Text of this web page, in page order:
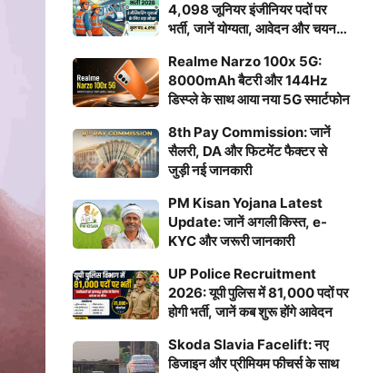
4,098 जूनियर इंजीनियर पदों पर
भर्ती, जानें योग्यता, आवेदन और चयन
Realme Narzo 100x 5G:
8000mAh बैटरी और 144Hz
डिस्प्ले के साथ आया नया 5G स्मार्टफोन
8th Pay Commission: जानें
सैलरी, DA और फिटमेंट फैक्टर से
जुड़ी नई जानकारी
PM Kisan Yojana Latest
Update: जानें अगली किस्त, e-
KYC और जरूरी जानकारी
UP Police Recruitment
2026: यूपी पुलिस में 81,000 पदों पर
होगी भर्ती, जानें कब शुरू होंगे आवेदन
Skoda Slavia Facelift: नए
डिजाइन और प्रीमियम फीचर्स के साथ